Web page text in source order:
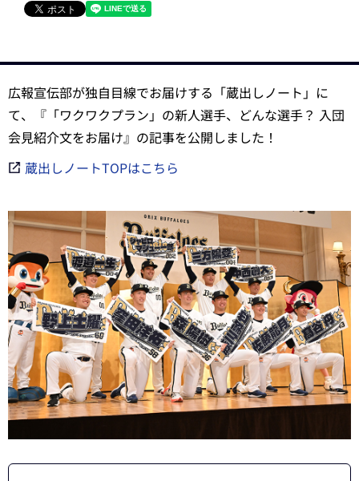
広報宣伝部が独自目線でお届けする「蔵出しノート」に
て、『「ワクワクプラン」の新人選手、どんな選手？ 入団
会見紹介文をお届け』の記事を公開しました！
蔵出しノートTOPはこちら